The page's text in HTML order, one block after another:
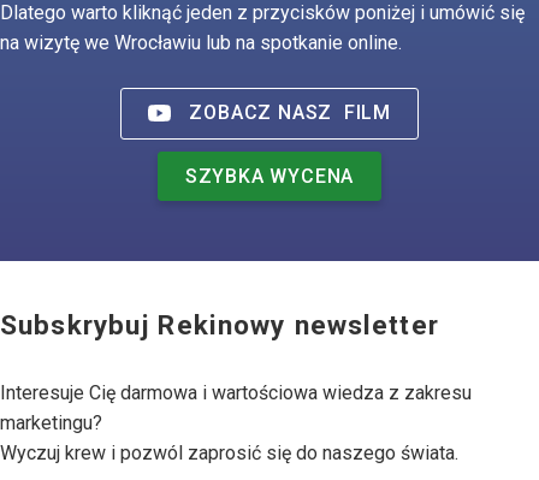
Dlatego warto kliknąć jeden z przycisków poniżej i umówić się
na wizytę we Wrocławiu lub na spotkanie online.
ZOBACZ NASZ FILM
SZYBKA WYCENA
Subskrybuj Rekinowy newsletter
Interesuje Cię darmowa i wartościowa wiedza z zakresu
marketingu?
Wyczuj krew i pozwól zaprosić się do naszego świata.